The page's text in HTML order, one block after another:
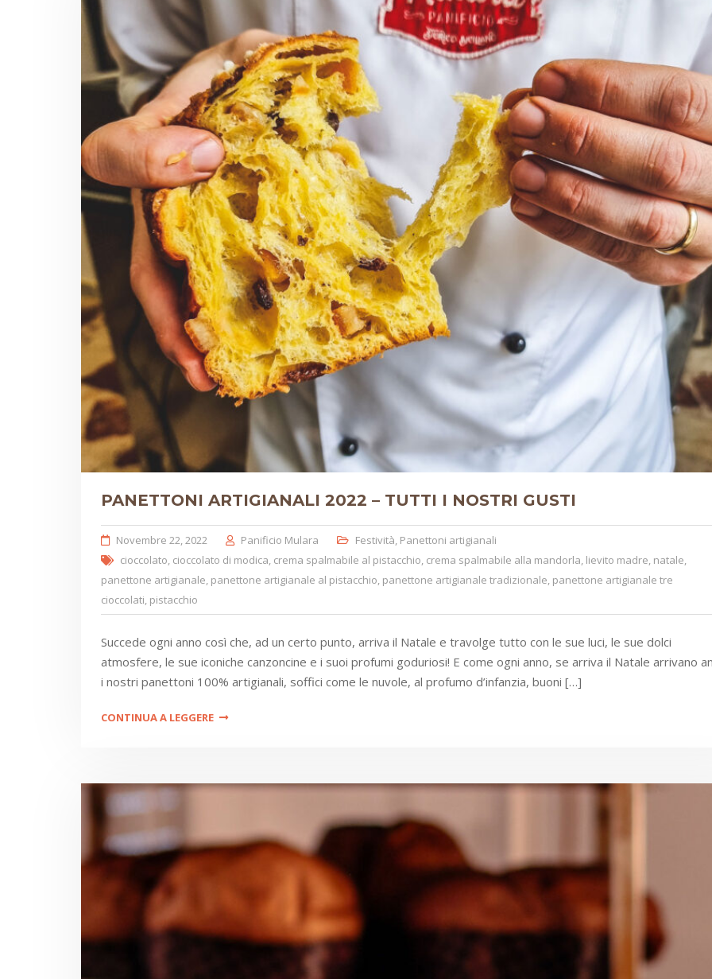
PANETTONI ARTIGIANALI 2022 – TUTTI I NOSTRI GUSTI
Novembre 22, 2022 Panificio Mulara Festività, Panettoni artigianali
cioccolato, cioccolato di modica, crema spalmabile al pistacchio, crema spalmabile alla mandorla, lievito madre, natale,
panettone artigianale, panettone artigianale al pistacchio, panettone artigianale tradizionale, panettone artigianale tre
cioccolati, pistacchio
Succede ogni anno così che, ad un certo punto, arriva il Natale e travolge tutto con le sue luci, le sue dolci
atmosfere, le sue iconiche canzoncine e i suoi profumi goduriosi! E come ogni anno, se arriva il Natale arrivano
i nostri panettoni 100% artigianali, soffici come le nuvole, al profumo d’infanzia, buoni […]
CONTINUA A LEGGERE